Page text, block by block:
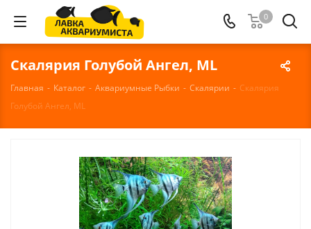
0
Скалярия Голубой Ангел, ML
Главная - Каталог - Аквариумные Рыбки - Скалярии - Скалярия
Голубой Ангел, ML